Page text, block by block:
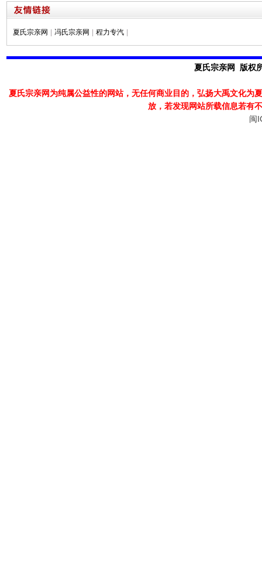
夏氏宗亲网 冯氏宗亲网 程力专汽
夏氏宗亲网 版权
夏氏宗亲网为纯属公益性的网站，无任何商业目的，弘扬大禹文化为
放，若发现网站所载信息若有
闽